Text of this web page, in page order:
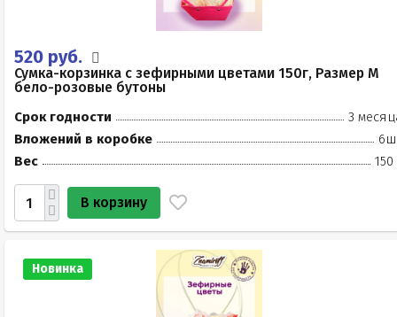
520 руб.
Сумка-корзинка с зефирными цветами 150г, Размер М
бело-розовые бутоны
Срок годности
3
Вложений в коробке
Вес
150
В корзину
Новинка